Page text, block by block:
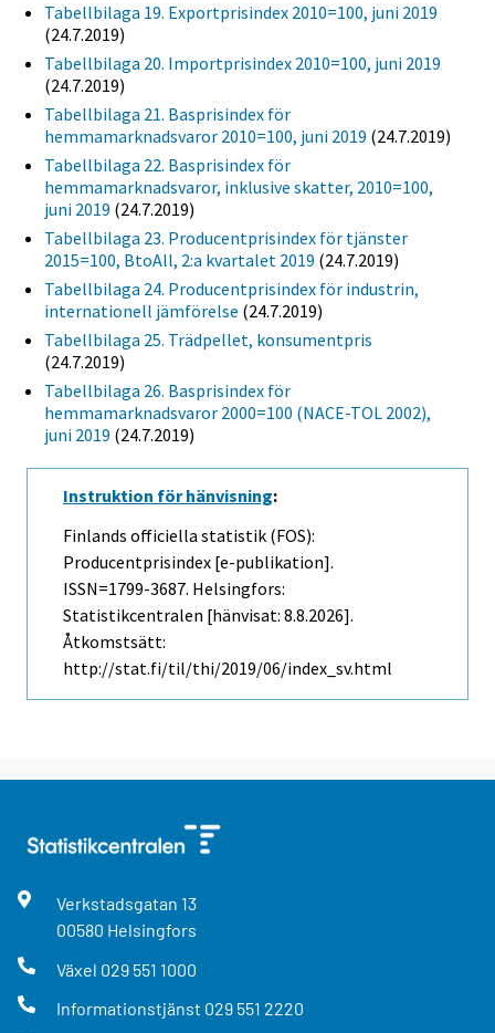
Tabellbilaga 19. Exportprisindex 2010=100, juni 2019
(24.7.2019)
Tabellbilaga 20. Importprisindex 2010=100, juni 2019
(24.7.2019)
Tabellbilaga 21. Basprisindex för
hemmamarknadsvaror 2010=100, juni 2019 (24.7.2019)
Tabellbilaga 22. Basprisindex för
hemmamarknadsvaror, inklusive skatter, 2010=100,
juni 2019 (24.7.2019)
Tabellbilaga 23. Producentprisindex för tjänster
2015=100, BtoAll, 2:a kvartalet 2019 (24.7.2019)
Tabellbilaga 24. Producentprisindex för industrin,
internationell jämförelse (24.7.2019)
Tabellbilaga 25. Trädpellet, konsumentpris
(24.7.2019)
Tabellbilaga 26. Basprisindex för
hemmamarknadsvaror 2000=100 (NACE-TOL 2002),
juni 2019 (24.7.2019)
Instruktion för hänvisning:
Finlands officiella statistik (FOS):
Producentprisindex [e-publikation].
ISSN=1799-3687. Helsingfors:
Statistikcentralen [hänvisat: 8.8.2026].
Åtkomstsätt:
http://stat.fi/til/thi/2019/06/index_sv.html
Verkstadsgatan 13
00580 Helsingfors
Växel 029 551 1000
Informationstjänst 029 551 2220